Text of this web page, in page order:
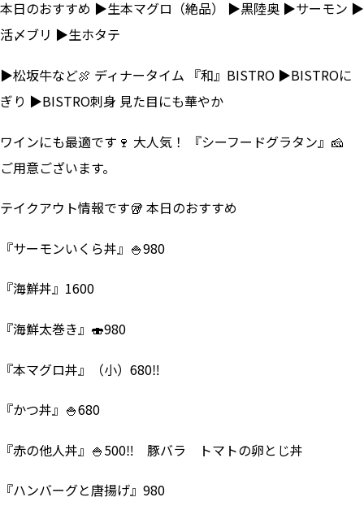
本日のおすすめ ▶生本マグロ（絶品） ▶黒陸奥 ▶サーモン ▶
活〆ブリ ▶生ホタテ
▶松坂牛など🍖 ディナータイム 『和』BISTRO ▶BISTROに
ぎり ▶BISTRO刺身 見た目にも華やか
ワインにも最適です🍷 大人気！ 『シーフードグラタン』🧀
ご用意ございます。
テイクアウト情報です🥡 本日のおすすめ
『サーモンいくら丼』🍚980
『海鮮丼』1600
『海鮮太巻き』🍣980
『本マグロ丼』（小）680‼
『かつ丼』🍚680
『赤の他人丼』🍚500‼ 豚バラ トマトの卵とじ丼
『ハンバーグと唐揚げ』980